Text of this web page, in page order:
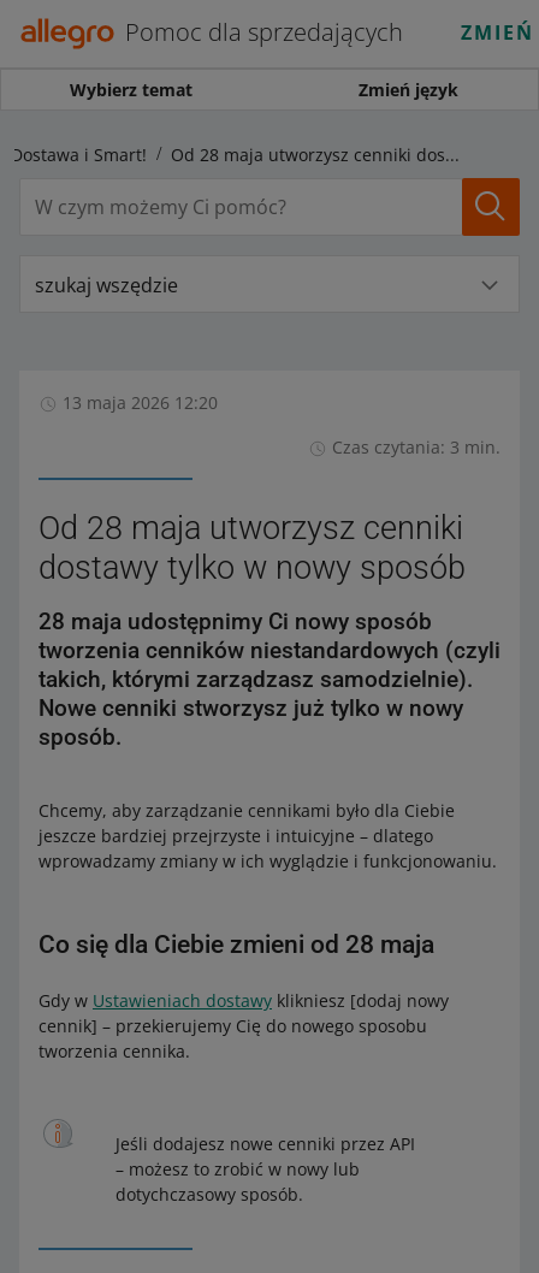
Pomoc dla sprzedających
Wybierz temat Zmień język
Dostawa i Smart! Od 28 maja utworzysz cenniki dostawy tylko w nowy sposób
szukaj wszędzie
13 maja 2026 12:20
Czas czytania: 3 min.
Od 28 maja utworzysz cenniki
dostawy tylko w nowy sposób
28 maja udostępnimy Ci nowy sposób
tworzenia cenników niestandardowych (czyli
takich, którymi zarządzasz samodzielnie).
Nowe cenniki stworzysz już tylko w nowy
sposób.
Chcemy, aby zarządzanie cennikami było dla Ciebie
jeszcze bardziej przejrzyste i intuicyjne – dlatego
wprowadzamy zmiany w ich wyglądzie i funkcjonowaniu.
Co się dla Ciebie zmieni od 28 maja
Gdy w Ustawieniach dostawy klikniesz [dodaj nowy
cennik] – przekierujemy Cię do nowego sposobu
tworzenia cennika.
Jeśli dodajesz nowe cenniki przez API
– możesz to zrobić w nowy lub
dotychczasowy sposób.